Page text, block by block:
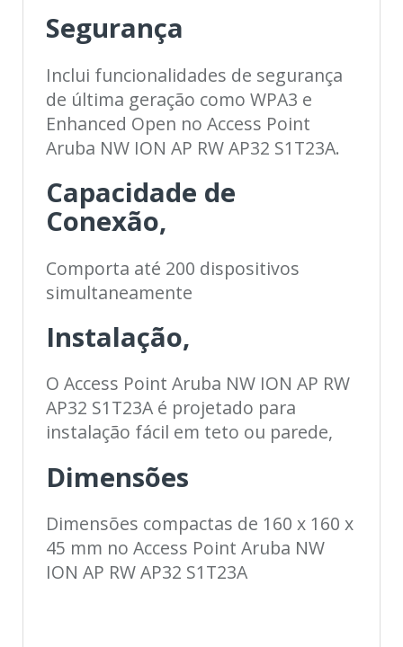
Segurança
Inclui funcionalidades de segurança
de última geração como WPA3 e
Enhanced Open no Access Point
Aruba NW ION AP RW AP32 S1T23A.
Capacidade de
Conexão,
Comporta até 200 dispositivos
simultaneamente
Instalação,
O Access Point Aruba NW ION AP RW
AP32 S1T23A é projetado para
instalação fácil em teto ou parede,
Dimensões
Dimensões compactas de 160 x 160 x
45 mm no Access Point Aruba NW
ION AP RW AP32 S1T23A